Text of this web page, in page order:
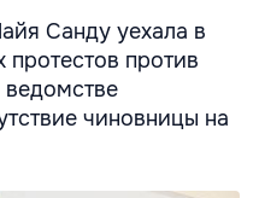
Санду уехала в
против
чиновницы на